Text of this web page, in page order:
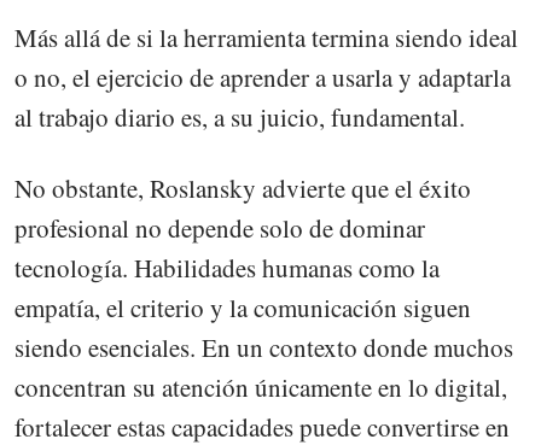
Más allá de si la herramienta termina siendo ideal
o no, el ejercicio de aprender a usarla y adaptarla
al trabajo diario es, a su juicio, fundamental.
No obstante, Roslansky advierte que el éxito
profesional no depende solo de dominar
tecnología. Habilidades humanas como la
empatía, el criterio y la comunicación siguen
siendo esenciales. En un contexto donde muchos
concentran su atención únicamente en lo digital,
fortalecer estas capacidades puede convertirse en